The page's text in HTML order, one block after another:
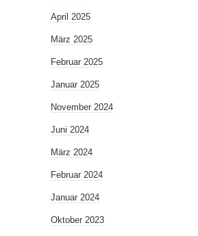
April 2025
März 2025
Februar 2025
Januar 2025
November 2024
Juni 2024
März 2024
Februar 2024
Januar 2024
Oktober 2023